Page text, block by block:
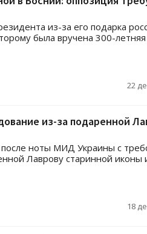
из-за его подарка
была вручена 300-летняя
22
из-за подаренной
ноты МИД Украины с
Лаврову старинной иконы
18